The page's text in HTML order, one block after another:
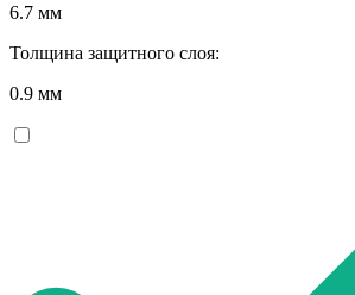
6.7 мм
Толщина защитного слоя:
0.9 мм